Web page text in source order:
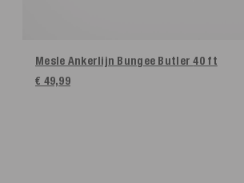
Mesle Ankerlijn Bungee Butler40 ft
€ 49,99